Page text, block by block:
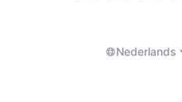
Nederlands